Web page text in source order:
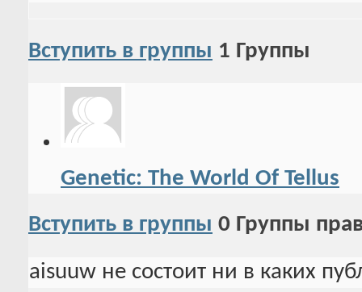
Вступить в группы 1 Группы
Genetic: The World Of Tellus
Вступить в группы 0 Группы
aisuuw не состоит ни в каких